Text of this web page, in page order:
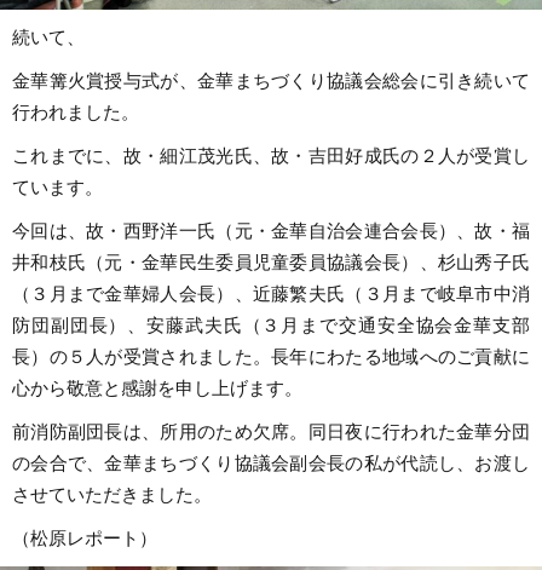
続いて、
金華篝火賞授与式が、金華まちづくり協議会総会に引き続いて
行われました。
これまでに、故・細江茂光氏、故・吉田好成氏の２人が受賞し
ています。
今回は、故・西野洋一氏（元・金華自治会連合会長）、故・福
井和枝氏（元・金華民生委員児童委員協議会長）、杉山秀子氏
（３月まで金華婦人会長）、近藤繁夫氏（３月まで岐阜市中消
防団副団長）、安藤武夫氏（３月まで交通安全協会金華支部
長）の５人が受賞されました。長年にわたる地域へのご貢献に
心から敬意と感謝を申し上げます。
前消防副団長は、所用のため欠席。同日夜に行われた金華分団
の会合で、金華まちづくり協議会副会長の私が代読し、お渡し
させていただきました。
（松原レポート）